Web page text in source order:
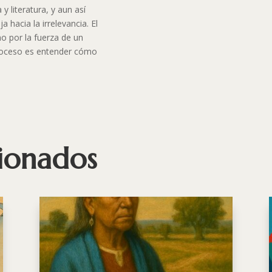
y literatura, y aun así
hacia la irrelevancia. El
por la fuerza de un
es entender cómo